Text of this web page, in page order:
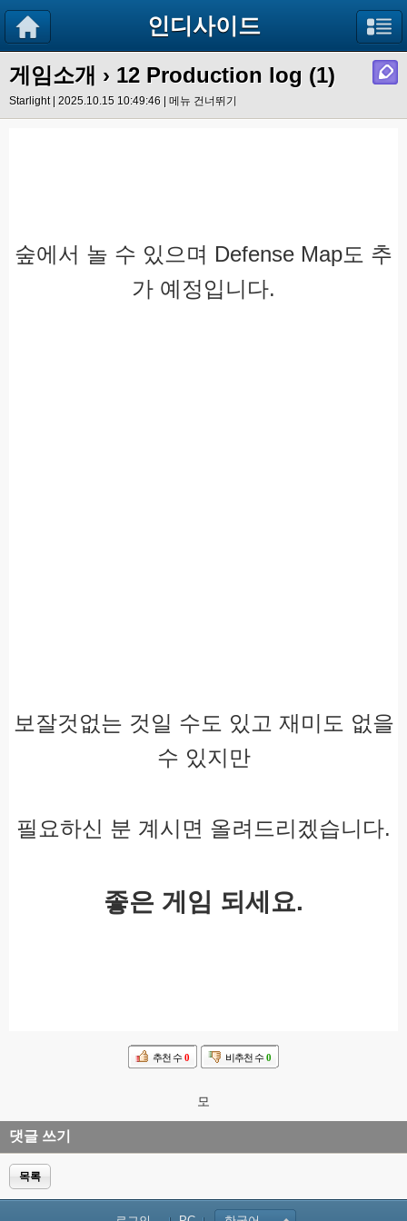
인디사이드
게임소개 › 12 Production log (1)
Starlight | 2025.10.15 10:49:46 | 메뉴 건너뛰기
숲에서 놀 수 있으며 Defense Map도 추
가 예정입니다.
보잘것없는 것일 수도 있고 재미도 없을
수 있지만
필요하신 분 계시면 올려드리겠습니다.
좋은 게임 되세요.
추천 수 0 비추천 수 0
모
댓글 쓰기
목록